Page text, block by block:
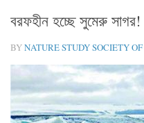
বরফহীন হচ্ছে সুমেরু সাগর!
BYNATURE STUDY SOCIETY